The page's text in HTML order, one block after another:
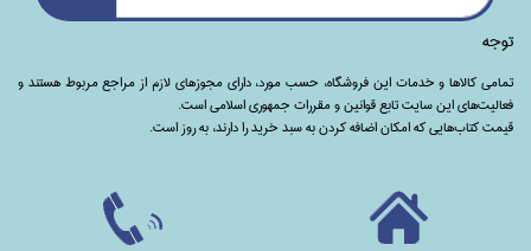
توجه
تمامی‌ کالاها و خدمات این فروشگاه، حسب مورد،‌ دارای مجوزهای لازم از مراجع مربوط هستند ‌و‌‌
فعالیت‌های این سایت تابع قوانین و مقررات جمهوری اسلامی است.
قیمت کتاب‌هایی که امکان اضافه کردن به سبد خرید را دارند،‌ به روز است.